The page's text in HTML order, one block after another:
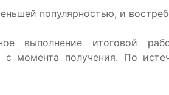
популярностью, и
выполнение итоговой
с момента получения. По